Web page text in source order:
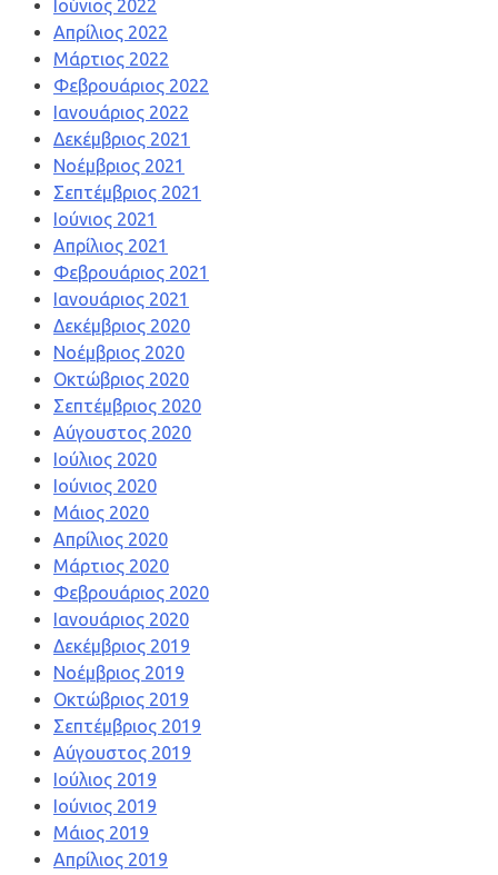
Ιούνιος 2022
Απρίλιος 2022
Μάρτιος 2022
Φεβρουάριος 2022
Ιανουάριος 2022
Δεκέμβριος 2021
Νοέμβριος 2021
Σεπτέμβριος 2021
Ιούνιος 2021
Απρίλιος 2021
Φεβρουάριος 2021
Ιανουάριος 2021
Δεκέμβριος 2020
Νοέμβριος 2020
Οκτώβριος 2020
Σεπτέμβριος 2020
Αύγουστος 2020
Ιούλιος 2020
Ιούνιος 2020
Μάιος 2020
Απρίλιος 2020
Μάρτιος 2020
Φεβρουάριος 2020
Ιανουάριος 2020
Δεκέμβριος 2019
Νοέμβριος 2019
Οκτώβριος 2019
Σεπτέμβριος 2019
Αύγουστος 2019
Ιούλιος 2019
Ιούνιος 2019
Μάιος 2019
Απρίλιος 2019